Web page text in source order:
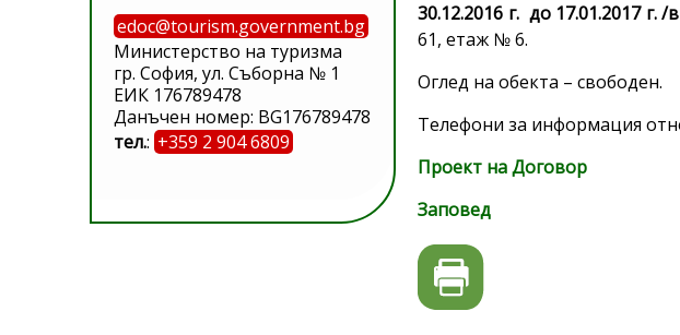
edoc@tourism.government.bg
Министерство на туризма
гр. София, ул. Съборна № 1
ЕИК 176789478
Данъчен номер: BG176789478
тел.: +359 2 904 6809
30.12.2016 г. до 17.01.2017 г.
61, етаж № 6.
Оглед на обекта – свободен.
Телефони за информация
Проект на Договор
Заповед